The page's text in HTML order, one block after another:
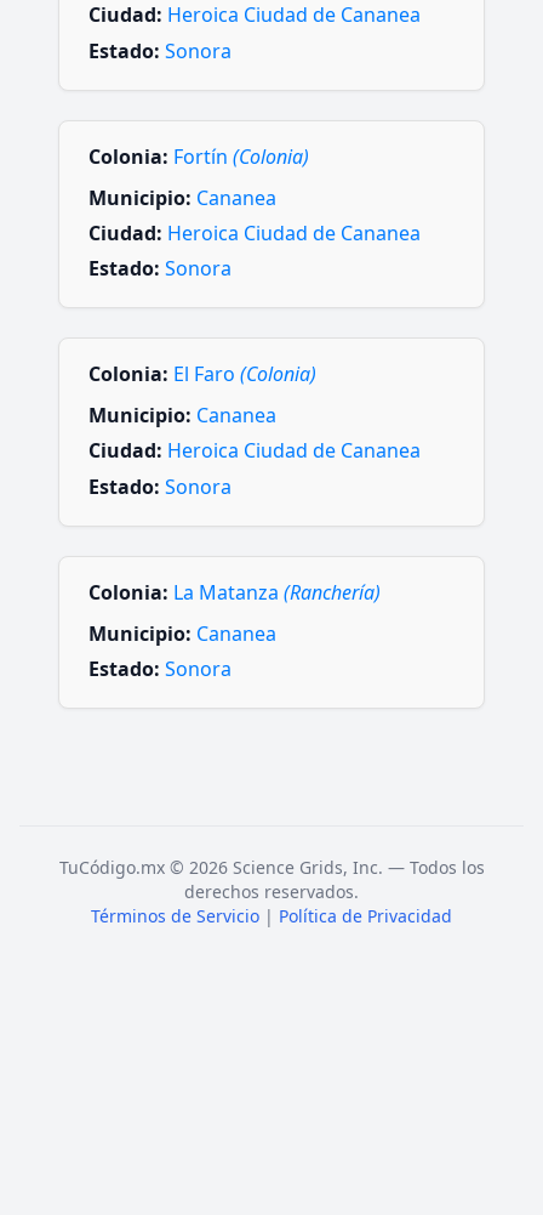
Ciudad: Heroica Ciudad de Cananea
Estado: Sonora
Colonia: Fortín (Colonia)
Municipio: Cananea
Ciudad: Heroica Ciudad de Cananea
Estado: Sonora
Colonia: El Faro (Colonia)
Municipio: Cananea
Ciudad: Heroica Ciudad de Cananea
Estado: Sonora
Colonia: La Matanza (Ranchería)
Municipio: Cananea
Estado: Sonora
TuCódigo.mx © 2026 Science Grids, Inc. — Todos los
derechos reservados.
Términos de Servicio | Política de Privacidad